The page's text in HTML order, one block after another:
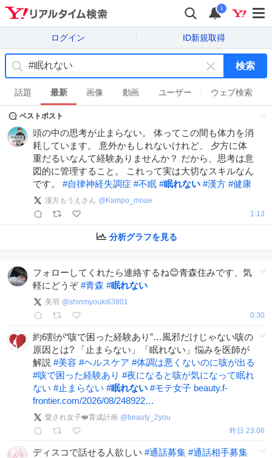
i
ログイン ID新規取得
キ
ー
ワ
ド
を
消
す
検索
話題 最新 画像 動画 ユーザー ウェブ検索
ベストポスト
頭の中の思考が止まらない。 体ってこの間も体力を消
耗しています。 意外かもしれないけれど、 夕方に体
重だるいなんて経験ありませんか？ だから、思考は意
図的に管理すること。 これって実は大切なスキルなん
です。 #自律神経失調症 #不眠 #眠れない #漢方 #健康
漢方もうえさん @ Kampo_moue
1:13
分析グラフを見る
フォローしてくれたら連絡するね😊青森住みです、気
軽にどうぞ#青森 #眠れない
美羽 @shinmyouki63801
0:30
約6割が“咳で困った経験あり”…風邪だけじゃない咳の
原因とは? 「止まらない」「眠れない」悩みを医師が
解説 #美容 #ヘルスケア #体調は悪くないのに咳が出る
#咳で困った経験あり #夜になると咳が気になって眠れ
ない #止まらない #眠れない #モテ女子 beauty.f-
frontier.com/2026/08/248922…
愛され女子❤️育成計画 @beauty_2you
昨日 23:06
ディスコで話せる人欲しい #通話募集 #通話相手募集